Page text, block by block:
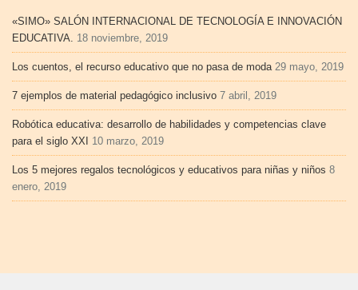
«SIMO» SALÓN INTERNACIONAL DE TECNOLOGÍA E INNOVACIÓN
EDUCATIVA.
18 noviembre, 2019
Los cuentos, el recurso educativo que no pasa de moda 29 mayo, 2019
7 ejemplos de material pedagógico inclusivo 7 abril, 2019
Robótica educativa: desarrollo de habilidades y competencias clave
para el siglo XXI 10 marzo, 2019
Los 5 mejores regalos tecnológicos y educativos para niñas y niños 8
enero, 2019